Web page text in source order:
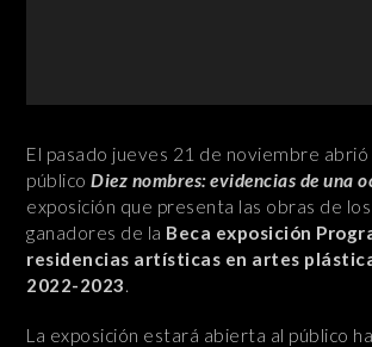
El pasado jueves 21 de noviembre abrió
públicoDiez nombres: evidencias de una
exposición que presenta las obras de
ganadores de la Beca exposición
residencias artísticas en artes
2022-2023
La exposición estará abierta al público